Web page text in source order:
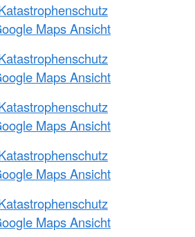
Maps Ansicht
Maps Ansicht
Maps Ansicht
Maps Ansicht
Maps Ansicht